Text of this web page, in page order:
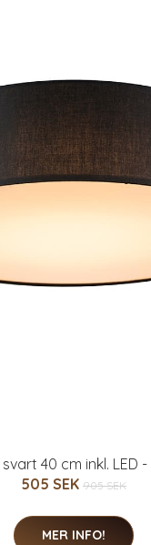
40 cm inkl. LED -
505 SEK 905 SEK
MER INFO!